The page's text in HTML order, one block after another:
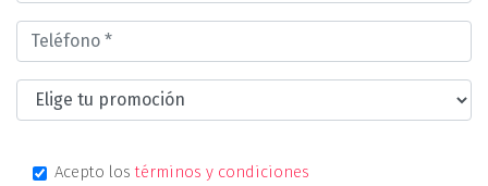
Acepto lostérminos y condiciones